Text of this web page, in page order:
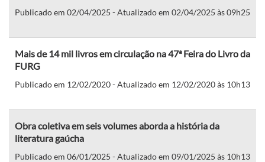
Publicado em 02/04/2025 - Atualizado em 02/04/2025 às 09h25
Mais de 14 mil livros em circulação na 47ª Feira do Livro da
FURG
Publicado em 12/02/2020 - Atualizado em 12/02/2020 às 10h13
Obra coletiva em seis volumes aborda a história da
literatura gaúcha
Publicado em 06/01/2025 - Atualizado em 09/01/2025 às 10h13